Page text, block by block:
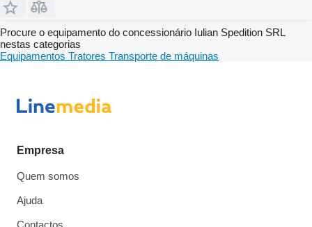
Procure o equipamento do concessionário Iulian Spedition SRL
nestas categorias
Equipamentos Tratores Transporte de máquinas
Empresa
Quem somos
Ajuda
Contactos